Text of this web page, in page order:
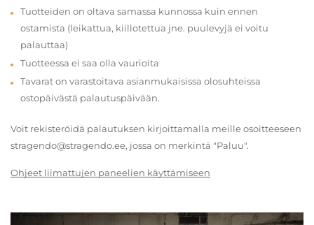
Tuotteiden on oltava samassa kunnossa kuin ennen
ostamista (leikattua, kiillotettua jne. puulevyjä ei voitu
palauttaa)
Tuotteessa ei saa olla vaurioita
Tavarat on varastoitava asianmukaisissa olosuhteissa
ostopäivästä palautuspäivään.
Voit rekisteröidä palautuksen kirjoittamalla meille osoitteeseen
stragendo@stragendo.ee, jossa on merkintä "Paluu".
Ohjeet liimattujen paneelien käyttämiseen